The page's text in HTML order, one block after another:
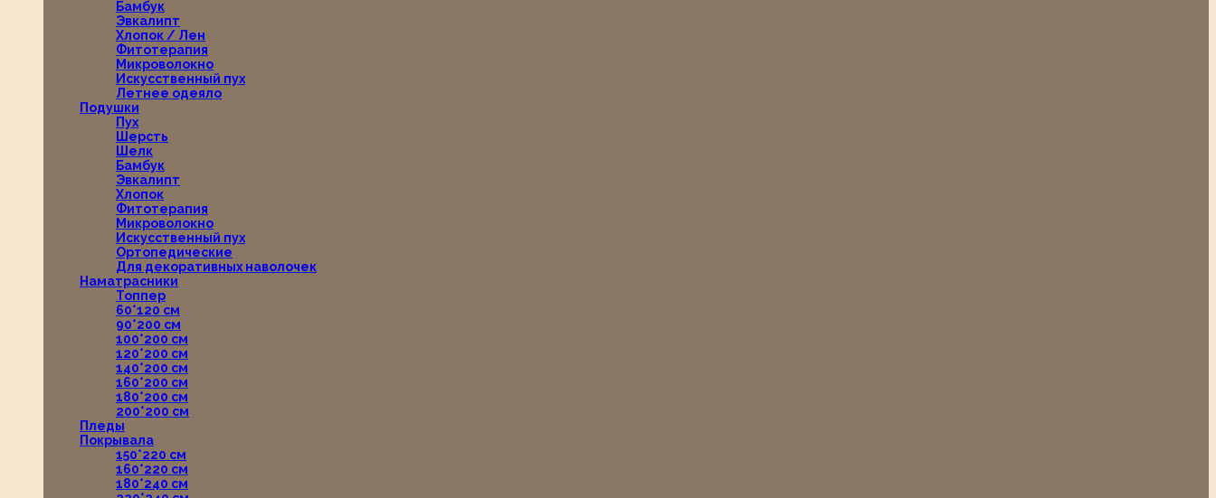
Бамбук
Эвкалипт
Хлопок / Лен
Фитотерапия
Микроволокно
Искусственный пух
Летнее одеяло
Подушки
Пух
Шерсть
Шелк
Бамбук
Эвкалипт
Хлопок
Фитотерапия
Микроволокно
Искусственный пух
Ортопедические
Для декоративных наволочек
Наматрасники
Топпер
60*120 см
90*200 см
100*200 см
120*200 см
140*200 см
160*200 см
180*200 см
200*200 см
Пледы
Покрывала
150*220 см
160*220 см
180*240 см